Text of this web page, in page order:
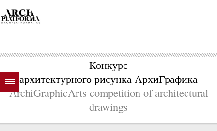
Конкурс
архитектурного рисунка АрхиГрафика
ArchiGraphicArts competition of architectural
drawings